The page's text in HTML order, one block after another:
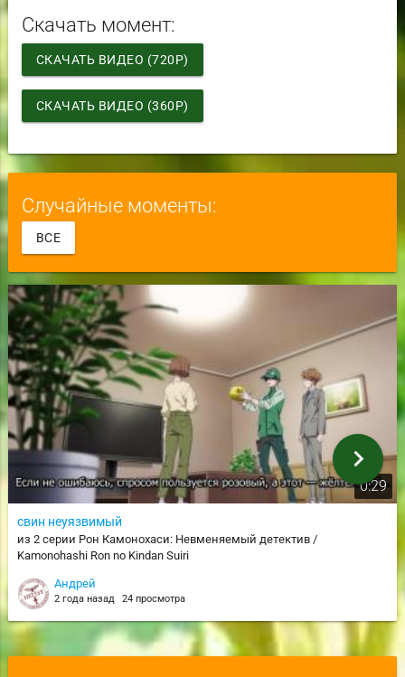
Скачать момент:
СКАЧАТЬ ВИДЕО (720P)
СКАЧАТЬ ВИДЕО (360P)
Случайные моменты:
ВСЕ
0:29
свин неуязвимый
из 2 серии Рон Камонохаси: Невменяемый детектив /
Kamonohashi Ron no Kindan Suiri
Андрей
2 года назад 24 просмотра
chevron_right